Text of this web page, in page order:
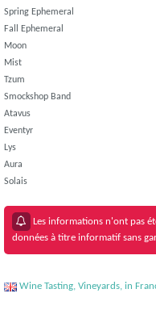
Spring Ephemeral
Fall Ephemeral
Moon
Mist
Tzum
Smockshop Band
Atavus
Eventyr
Lys
Aura
Solais
Les informations n'ont pas
données à titre informatif sans
Wine Tasting, Vineyards, in